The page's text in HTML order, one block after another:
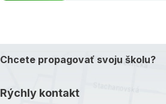
Chcete propagovať svoju školu?
Rýchly kontakt